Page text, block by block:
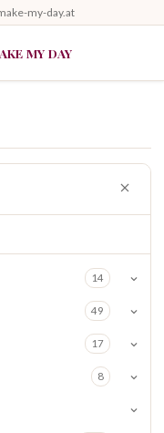
my-day.at
MY DAY
14
49
17
8